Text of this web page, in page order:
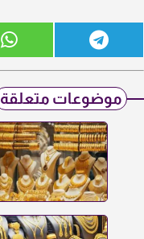
موضوعات متعلقة